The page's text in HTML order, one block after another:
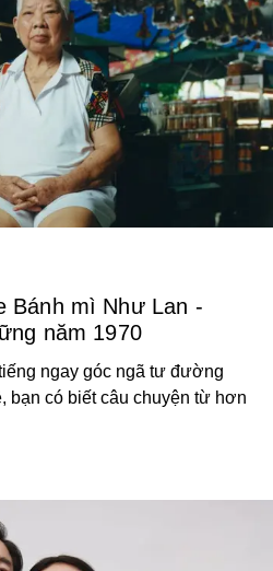
Bánh mì Như Lan -
năm 1970
ngay góc ngã tư đường
bạn có biết câu chuyện từ hơn